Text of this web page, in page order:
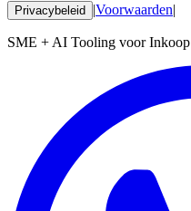
Privacybeleid |Voorwaarden|
SME + AI Tooling voor Inkoop